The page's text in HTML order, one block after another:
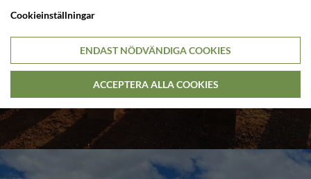
Cookieinställningar
ENDAST NÖDVÄNDIGA COOKIES
ACCEPTERA ALLA COOKIES